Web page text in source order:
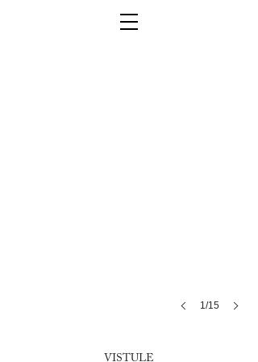
1/15
VISTULE